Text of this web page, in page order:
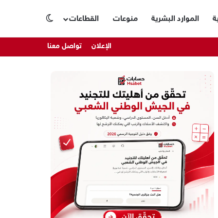
الموارد البشرية منوعات القطاعات
الإعلان تواصل معنا